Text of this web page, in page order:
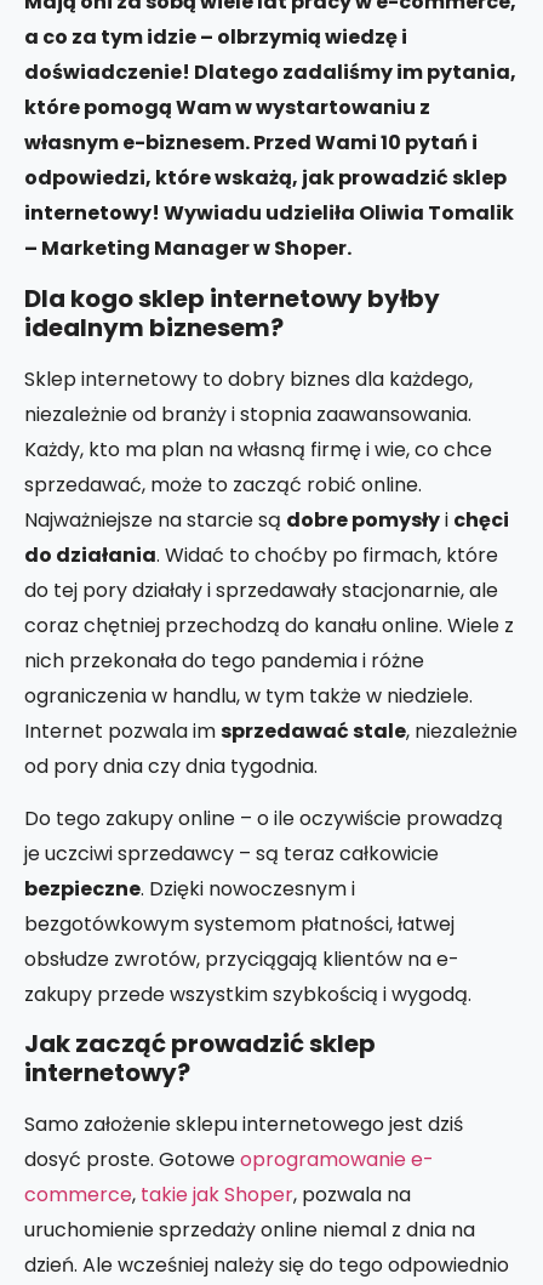
a co za tym idzie – olbrzymią wiedzę i
doświadczenie! Dlatego zadaliśmy im pytania,
które pomogą Wam w wystartowaniu z
własnym e-biznesem. Przed Wami 10 pytań i
odpowiedzi, które wskażą, jakprowadzićsklep
internetowy! Wywiadu udzieliła Oliwia Tomalik
– Marketing Manager w Shoper.
Dla kogo sklep internetowy byłby
idealnym biznesem?
Sklep internetowy to dobry biznes dla każdego,
niezależnie od branży i stopnia zaawansowania.
Każdy, kto ma plan na własną firmę i wie, co chce
sprzedawać, może to zacząć robić online.
Najważniejsze na starcie są dobre pomysłyi chęci
do działania. Widać to choćby po firmach, które
do tej pory działały i sprzedawały stacjonarnie, ale
coraz chętniej przechodzą do kanału online. Wiele z
nich przekonała do tego pandemia i różne
ograniczenia w handlu, w tym także w niedziele.
Internet pozwala imsprzedawać stale, niezależnie
od pory dnia czy dnia tygodnia.
Do tego zakupy online – o ile oczywiście prowadzą
je uczciwi sprzedawcy – są teraz całkowicie
bezpieczne. Dzięki nowoczesnym i
bezgotówkowym systemom płatności, łatwej
obsłudze zwrotów, przyciągają klientów na e-
zakupy przede wszystkim szybkością i wygodą.
Jak zacząć prowadzić sklep
internetowy?
Samo założenie sklepu internetowego jest dziś
dosyć proste. Gotoweoprogramowanie e-
commerce, takie jak Shoper, pozwala na
uruchomienie sprzedaży online niemal z dnia na
dzień. Ale wcześniej należy się do tego odpowiednio